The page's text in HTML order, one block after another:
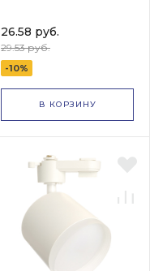
26.58 руб.
29.53 руб.
-10%
В КОРЗИНУ